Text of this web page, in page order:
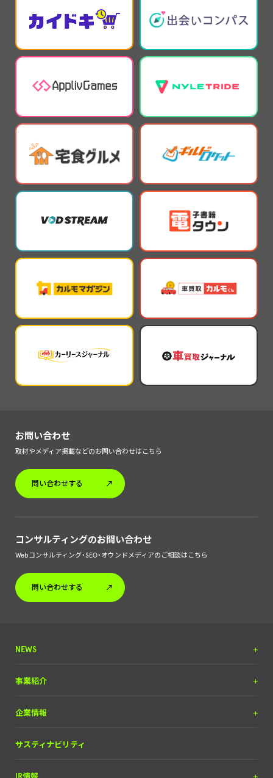
お問い合わせ
取材やメディア掲載などのお問い合わせはこちら
問い合わせする
コンサルティングのお問い合わせ
Webコンサルティング・SEO・オウンドメディアのご相談はこちら
問い合わせする
NEWS
プレスリリース
掲載実績
事業紹介
DX＆マーケティング
メディア＆ソリューション
企業情報
理念と経営方針
サスティナビリティ